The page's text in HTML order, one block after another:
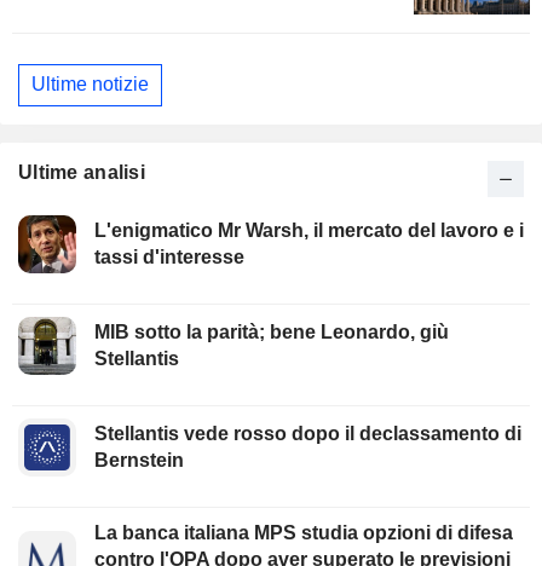
Ultime notizie
Ultime analisi
L'enigmatico Mr Warsh, il mercato del lavoro e i
tassi d'interesse
MIB sotto la parità; bene Leonardo, giù
Stellantis
Stellantis vede rosso dopo il declassamento di
Bernstein
La banca italiana MPS studia opzioni di difesa
contro l'OPA dopo aver superato le previsioni